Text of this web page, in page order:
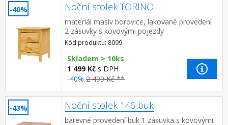
-40% Noční stolek TORINO
materiál masiv borovice, lakované provedení
2 zásuvky s kovovými pojezdy
Kód produktu: 8099
Skladem > 10ks
1 499 Kč s DPH
-40% 2 499 Kč **
-43% Noční stolek 146 buk
barevné provedení buk 1 zásuvka s kovovými